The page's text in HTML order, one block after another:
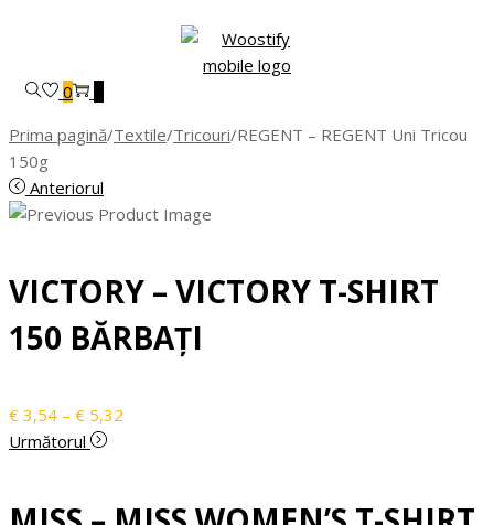
0
Prima pagină/Textile/Tricouri/REGENT – REGENT Uni Tricou
150g
Anteriorul
VICTORY – VICTORY T-SHIRT
150 BĂRBAȚI
€ 3,54 – € 5,32
până
Următorul